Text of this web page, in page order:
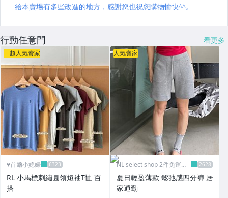
行動任意門 看更多
超人氣賣家
♥️首爾小媳婦
RL 小馬標刺繡圓領短袖T恤 百
搭
人氣賣家
NL select shop 2件免運可
夏日輕盈薄款 鬆弛感四分褲 居
家通勤